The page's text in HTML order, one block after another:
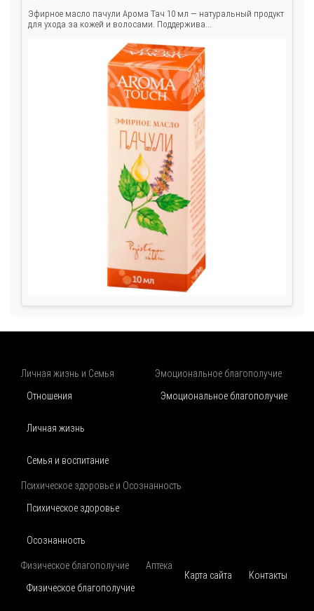
Эфирное масло пачули Арома Тач 10 мл — натуральный продукт
для ухода за кожей и волосами. Поддержива...
Личная жизнь и Семья
Отношения
Личная жизнь
Семья и воспитание
Эмоциональное благополучие
Эмоциональное благополучие
Психическое здоровье и Осознанность
Психическое здоровье
Осознанность
Физическое благополучие
Физическое благополучие
Аптека
Карта сайта
Контакты